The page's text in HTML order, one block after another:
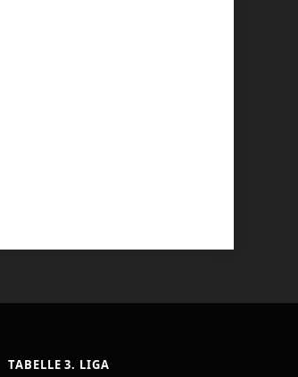
TABELLE 3. LIGA